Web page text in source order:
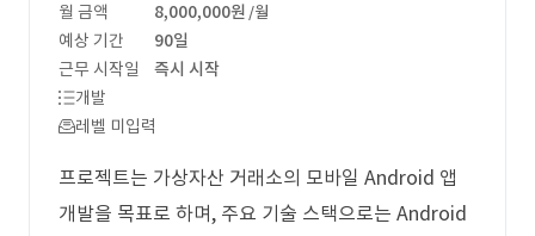
월 금액 8,000,000원 /월
예상 기간
90일
근무 시작일
즉시 시작
개발
레벨 미입력
프로젝트는 가상자산 거래소의 모바일 Android 앱
개발을 목표로 하며, 주요 기술 스택으로는 Android